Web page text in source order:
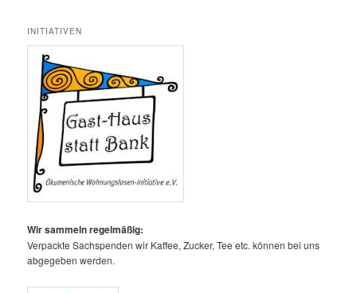
INITIATIVEN
Wir sammeln regelmäßig:
Verpackte Sachspenden wir Kaffee, Zucker, Tee etc. können bei uns
abgegeben werden.